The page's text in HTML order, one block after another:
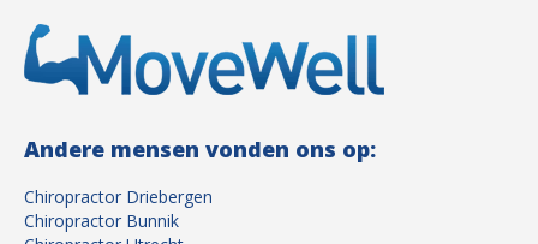
Andere mensen vonden ons op:
Chiropractor Driebergen
Chiropractor Bunnik